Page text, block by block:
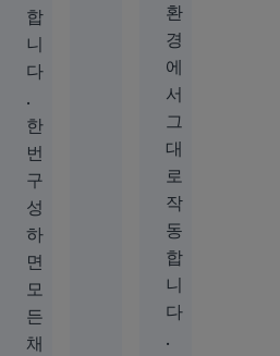
합
니
다
.
한
번
구
성
하
면
모
든
채
환
경
에
서
그
대
로
작
동
합
니
다
.